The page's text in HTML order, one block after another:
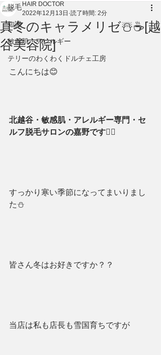
脱毛
知識
敏感肌・アレルギー
テリーのわくわくドルチェ工房
真冬のキャラメリゼ☃️☕️[越
谷美容院]
HAIR DOCTOR
2022年12月13日 読了時間: 2分
こんにちは😊
北越谷・敏感肌・アレルギー専門・セ
ルフ脱毛サロンの嘉野です🙆‍♀️
すっかり寒い季節になってまいりまし
た⛄️
皆さん冬はお好きですか？？
当店は私も店長も雪国育ちですが